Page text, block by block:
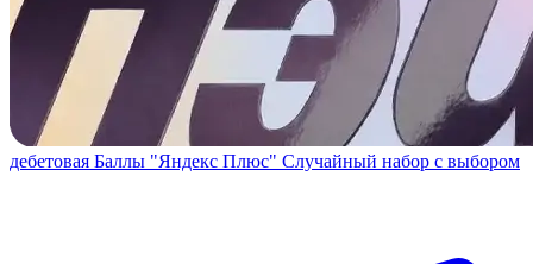
дебетовая Баллы "Яндекс Плюс" Случайный набор с выбором